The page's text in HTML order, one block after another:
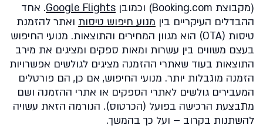
(מקבוצת Booking.com) וכמובן
Google Flights. אחד
ההבדלים העיקריים בין מנוע חיפוש טיסות ואתר להזמנת
טיסות (OTA) הוא מגוון המחירים והתוצאות. מנועי החיפוש
בעצם משווים בין עשרות ומאות ספקים ומציגים את מירב
התוצאות בעוד שאתרי ההזמנה מציגים לגולשים אפשרויות
הזמנה מוגבלות יותר. מנועי החיפוש, אם כן, הם פורטלים
המעבירים גולשים לאתרי הספקים או אתרי ההזמנה ושם
מתבצעת הרכישה בפועל (הכרטוס). הנורמה הזאת עשויה
להשתנות בקרוב – ועל כך בהמשך.